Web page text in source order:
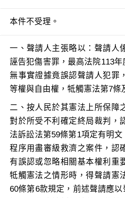
本件不受理。
一、聲請人主張略以：聲請人
誣告犯傷害罪，最高法院113
無事實證據竟誤認聲請人犯罪
二、按人民於其憲法上所保障
對於所受不利確定終局裁判，
法訴訟法第59條第1項定有明
程序用盡審級救濟之案件，認
有誤認或忽略相關基本權利重
牴觸憲法之情形時，得聲請憲
60條第6款規定，前述聲請應